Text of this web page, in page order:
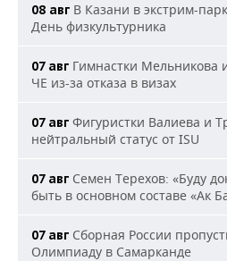
08 авг В Казани в экстрим-
День физкультурника
07 авг Гимнастки Мельникова
ЧЕ из-за отказа в визах
07 авг Фигуристки Валиева и
нейтральный статус от ISU
07 авг Семен Терехов: «Буду
быть в основном составе «Ак
07 авг Сборная России
Олимпиаду в Самарканде